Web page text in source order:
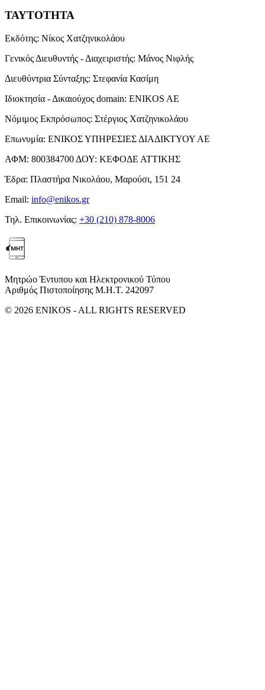
ΤΑΥΤΟΤΗΤΑ
Εκδότης: Νίκος Χατζηνικολάου
Γενικός Διευθυντής - Διαχειριστής: Μάνος Νιφλής
Διευθύντρια Σύνταξης: Στεφανία Κασίμη
Ιδιοκτησία - Δικαιούχος domain: ENIKOS AE
Νόμιμος Εκπρόσωπος: Στέργιος Χατζηνικολάου
Επωνυμία: ΕΝΙΚΟΣ ΥΠΗΡΕΣΙΕΣ ΔΙΑΔΙΚΤΥΟΥ ΑΕ
ΑΦΜ: 800384700 ΔΟΥ: ΚΕΦΟΔΕ ΑΤΤΙΚΗΣ
Έδρα: Πλαστήρα Νικολάου, Μαρούσι, 151 24
Email: info@enikos.gr
Τηλ. Επικοινωνίας: +30 (210) 878-8006
Μητρώο Έντυπου και Ηλεκτρονικού Τύπου
Αριθμός Πιστοποίησης Μ.Η.Τ. 242097
© 2026 ENIKOS - ALL RIGHTS RESERVED